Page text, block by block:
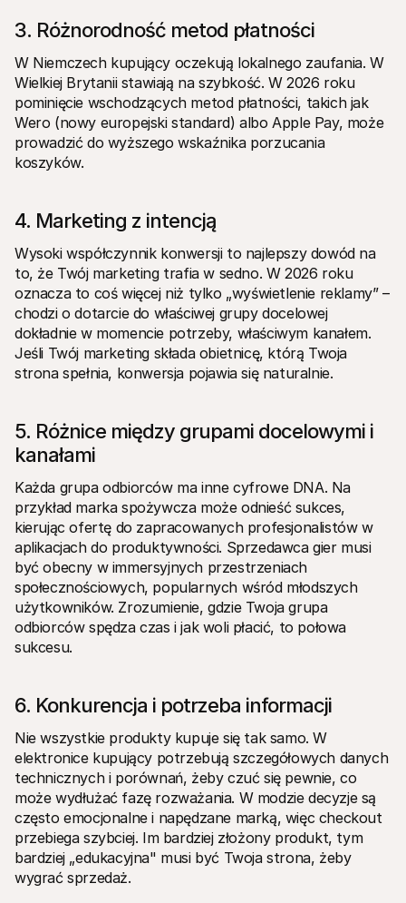
3. Różnorodność metod płatności
W Niemczech kupujący oczekują lokalnego zaufania. W
Wielkiej Brytanii stawiają na szybkość. W 2026 roku
pominięcie wschodzących metod płatności, takich jak
Wero (nowy europejski standard) albo Apple Pay, może
prowadzić do wyższego wskaźnika porzucania
koszyków.
4. Marketing z intencją
Wysoki współczynnik konwersji to najlepszy dowód na
to, że Twój marketing trafia w sedno. W 2026 roku
oznacza to coś więcej niż tylko „wyświetlenie reklamy” –
chodzi o dotarcie do właściwej grupy docelowej
dokładnie w momencie potrzeby, właściwym kanałem.
Jeśli Twój marketing składa obietnicę, którą Twoja
strona spełnia, konwersja pojawia się naturalnie.
5. Różnice między grupami docelowymi i
kanałami
Każda grupa odbiorców ma inne cyfrowe DNA. Na
przykład marka spożywcza może odnieść sukces,
kierując ofertę do zapracowanych profesjonalistów w
aplikacjach do produktywności. Sprzedawca gier musi
być obecny w immersyjnych przestrzeniach
społecznościowych, popularnych wśród młodszych
użytkowników. Zrozumienie, gdzie Twoja grupa
odbiorców spędza czas i jak woli płacić, to połowa
sukcesu.
6. Konkurencja i potrzeba informacji
Nie wszystkie produkty kupuje się tak samo. W
elektronice kupujący potrzebują szczegółowych danych
technicznych i porównań, żeby czuć się pewnie, co
może wydłużać fazę rozważania. W modzie decyzje są
często emocjonalne i napędzane marką, więc checkout
przebiega szybciej. Im bardziej złożony produkt, tym
bardziej „edukacyjna" musi być Twoja strona, żeby
wygrać sprzedaż.